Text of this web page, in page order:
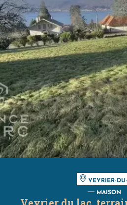
VEYRIER-
MAISON
Veyrier du lac,